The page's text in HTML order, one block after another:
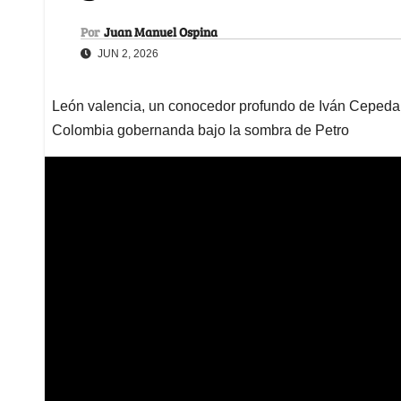
Por Juan Manuel Ospina
JUN 2, 2026
León valencia, un conocedor profundo de Iván
Colombia gobernanda bajo la sombra de Petro